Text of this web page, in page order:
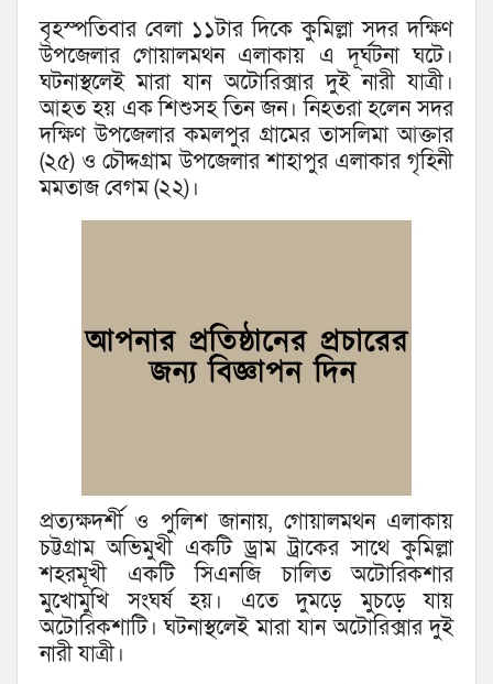
বৃহস্পতিবার বেলা ১১টার দিকে কুমিল্লা সদর দক্ষিণ
উপজেলার গোয়ালমথন এলাকায় এ দূর্ঘটনা ঘটে।
ঘটনাস্থলেই মারা যান অটোরিক্সার দুই নারী যাত্রী।
আহত হয় এক শিশুসহ তিন জন। নিহতরা হলেন সদর
দক্ষিণ উপজেলার কমলপুর গ্রামের তাসলিমা আক্তার
(২৫) ও চৌদ্দগ্রাম উপজেলার শাহাপুর এলাকার গৃহিনী
মমতাজ বেগম (২২)।
প্রত্যক্ষদর্শী ও পুলিশ জানায়, গোয়ালমথন এলাকায়
চট্টগ্রাম অভিমুখী একটি ড্রাম ট্রাকের সাথে কুমিল্লা
শহরমূখী একটি সিএনজি চালিত অটোরিকশার
মুখোমুখি সংঘর্ষ হয়। এতে দুমড়ে মুচড়ে যায়
অটোরিকশাটি। ঘটনাস্থলেই মারা যান অটোরিক্সার দুই
নারী যাত্রী।